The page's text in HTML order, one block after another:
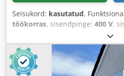
Seisukord: kasutatud,
töökorras, sisendpinge: 400 V,
, imemisvõimsus:
sisselaskekollektori läbimõõt: